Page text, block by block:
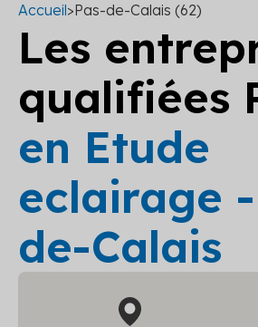
Accueil>Pas-de-Calais (62)
Les
qualifiées
en Etude
eclairage
de-Calais